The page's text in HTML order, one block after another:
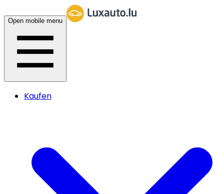
Open mobile menu
Kaufen